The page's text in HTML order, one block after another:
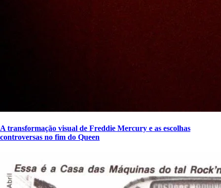
A transformação visual de Freddie Mercury e as escolhas
controversas no fim do Queen